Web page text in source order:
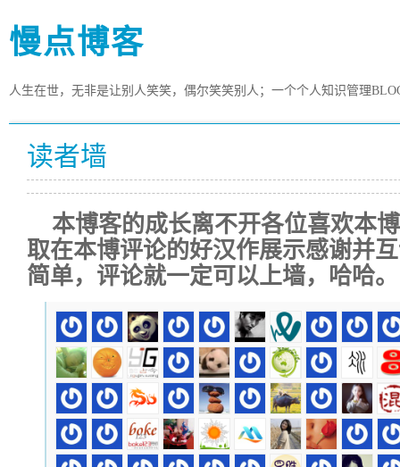
慢点博客
人生在世，无非是让别人笑笑，偶尔笑笑别人；一个个人知识管理
读者墙
本博客的成长离不开各位喜欢本
取在本博评论的好汉作展示感谢并
简单，评论就一定可以上墙，哈哈。